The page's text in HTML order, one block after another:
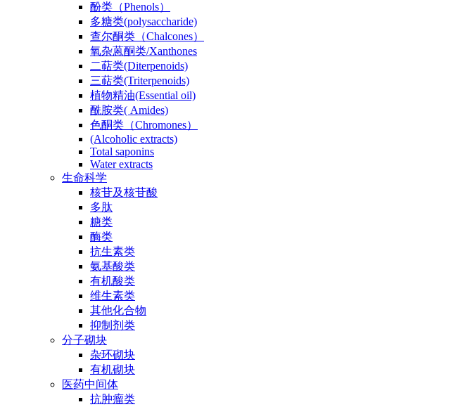
酚类（Phenols）
多糖类(polysaccharide)
查尔酮类（Chalcones）
氧杂蒽酮类/Xanthones
二萜类(Diterpenoids)
三萜类(Triterpenoids)
植物精油(Essential oil)
酰胺类( Amides)
色酮类（Chromones）
(Alcoholic extracts)
Total saponins
Water extracts
生命科学
核苷及核苷酸
多肽
糖类
酶类
抗生素类
氨基酸类
有机酸类
维生素类
其他化合物
抑制剂类
分子砌块
杂环砌块
有机砌块
医药中间体
抗肿瘤类